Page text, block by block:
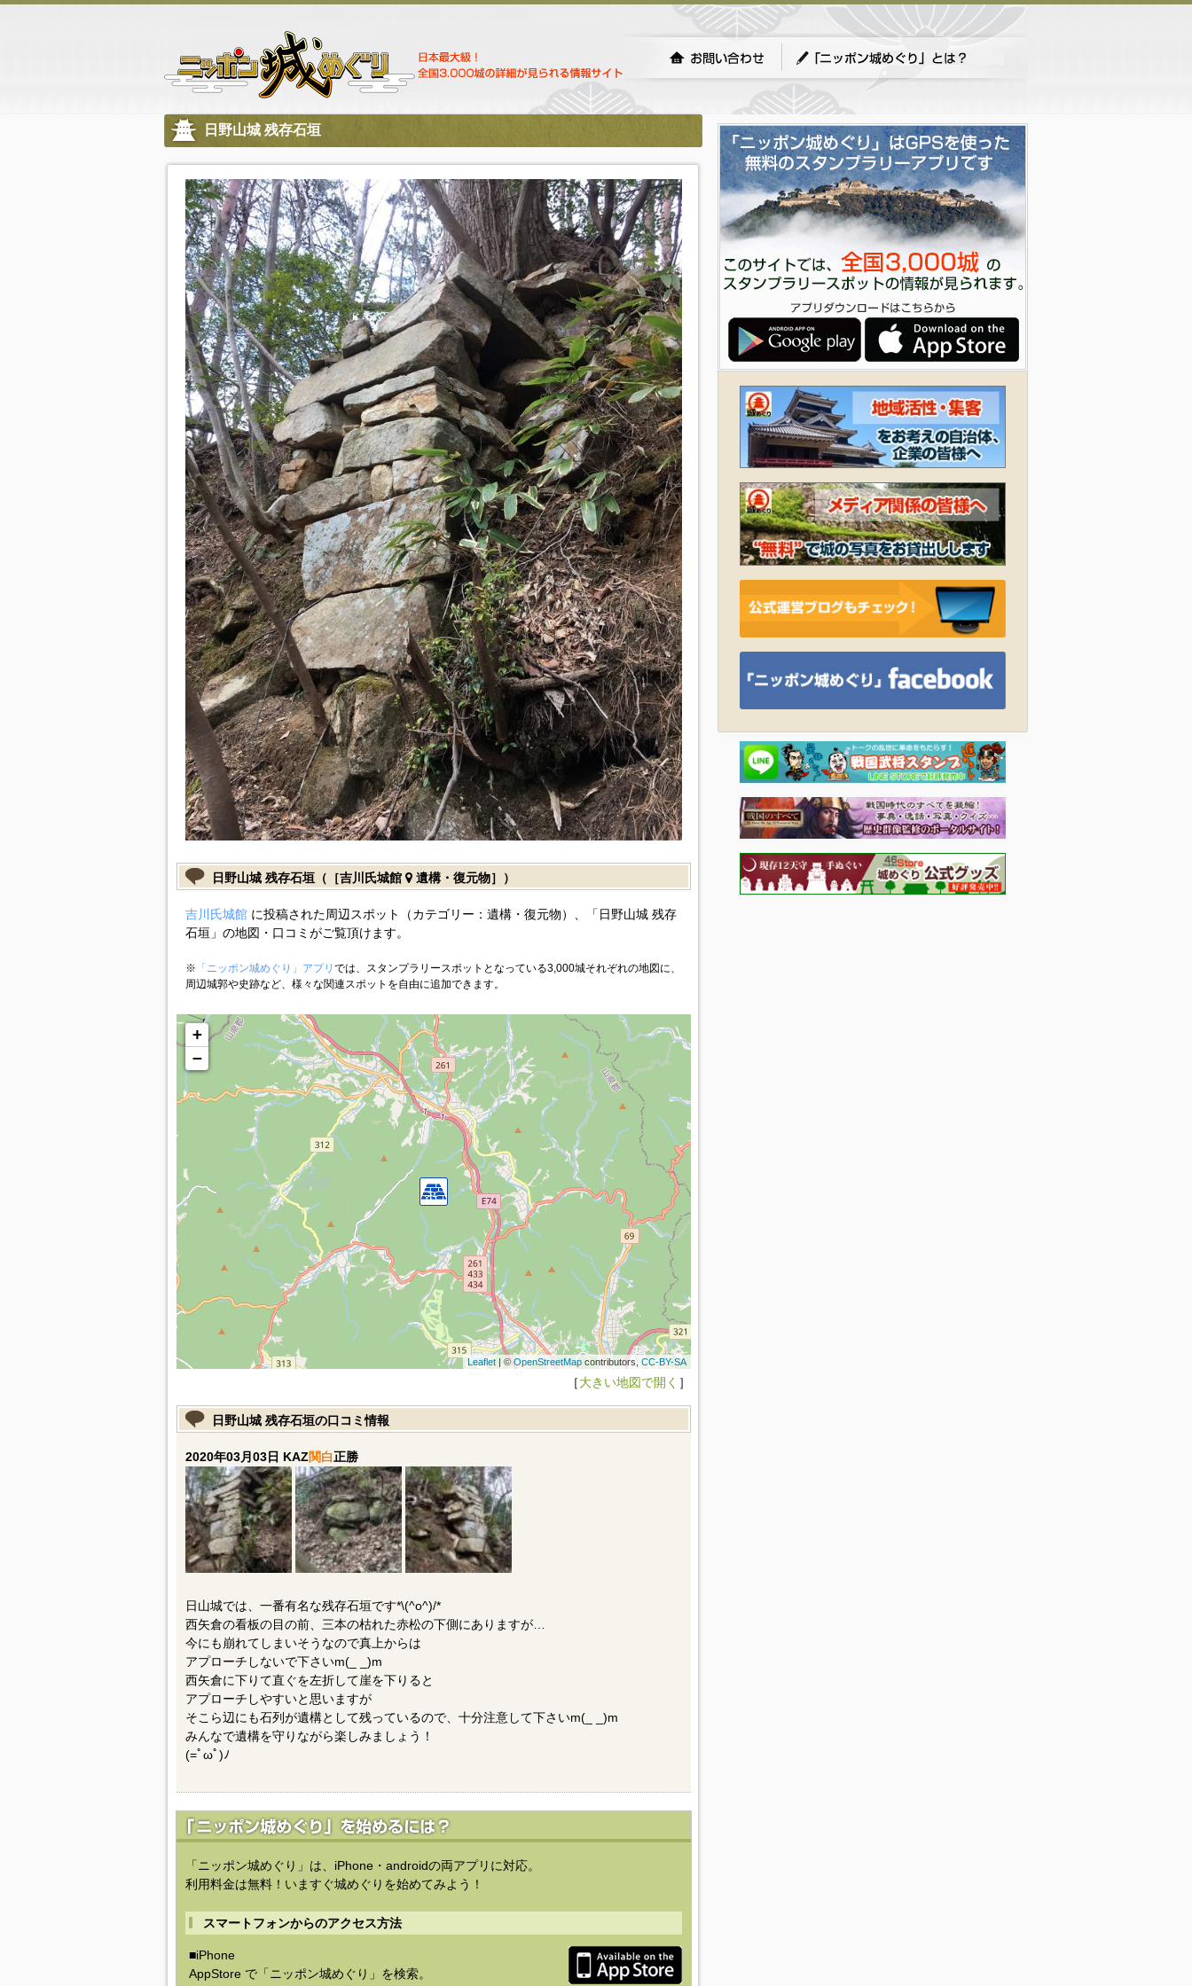
日野山城 残存石垣
日野山城 残存石垣（［吉川氏城館 遺構・復元物］）
吉川氏城館に投稿された周辺スポット（カテゴリー：遺構・復元物）、「日野山城 残存
石垣」の地図・口コミがご覧頂けます。
※ 「ニッポン城めぐり」アプリ では、スタンプラリースポットとなっている3,000城それぞれの地図に、
周辺城郭や史跡など、様々な関連スポットを自由に追加できます。
+
−
Leaflet| © OpenStreetMapcontributors, CC-BY-SA
［大きい地図で開く ］
日野山城 残存石垣の口コミ情報
2020年03月03日 KAZ関白正勝
日山城では、一番有名な残存石垣です*\(^o^)/*
西矢倉の看板の目の前、三本の枯れた赤松の下側にありますが…
今にも崩れてしまいそうなので真上からは
アプローチしないで下さいm(_ _)m
西矢倉に下りて直ぐを左折して崖を下りると
アプローチしやすいと思いますが
そこら辺にも石列が遺構として残っているので、十分注意して下さいm(_ _)m
みんなで遺構を守りながら楽しみましょう！
(=ﾟωﾟ)ﾉ
「ニッポン城めぐり」は、iPhone・androidの両アプリに対応。
利用料金は無料！いますぐ城めぐりを始めてみよう！
スマートフォンからのアクセス方法
■iPhone
AppStore で「ニッポン城めぐり」を検索。